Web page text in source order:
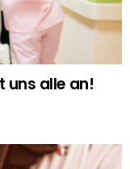
uns alle an!